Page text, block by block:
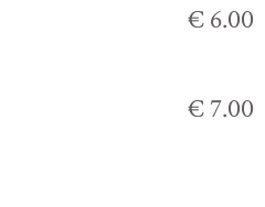
€ 6.00
€ 7.00